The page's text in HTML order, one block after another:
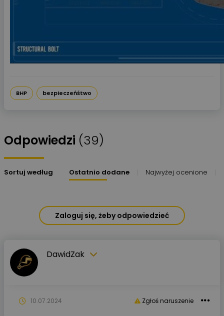
BHP bezpieczeńśtwo
Odpowiedzi (39)
Sortuj według Ostatnio dodane Najwyżej ocenione
Zaloguj się, żeby odpowiedzieć
DawidZak
Zgłoś naruszenie
10.07.2024